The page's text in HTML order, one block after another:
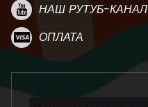
НАШ РУТУБ-КАНАЛ
ОПЛАТА